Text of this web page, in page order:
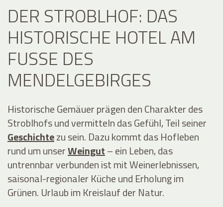
DER STROBLHOF: DAS
HISTORISCHE HOTEL AM
FUSSE DES M
ENDELGEBIRGES
Historische Gemäuer prägen den Charakter des
Stroblhofs und vermitteln das Gefühl, Teil seiner
Geschichtezu sein. Dazu kommt das Hofleben
rund um unserWeingut– ein Leben, das
untrennbar verbunden ist mit Weinerlebnissen,
saisonal-regionaler Küche und Erholung im
Grünen. Urlaub im Kreislauf der Natur.